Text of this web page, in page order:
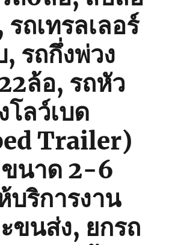
ถเทรลเลอร์
รถกึ่งพ่วง
ล้อ, รถหัว
โลว์เบด
Trailer)
ขนาด 2-6
บริการงาน
ขนส่ง, ยกรถ